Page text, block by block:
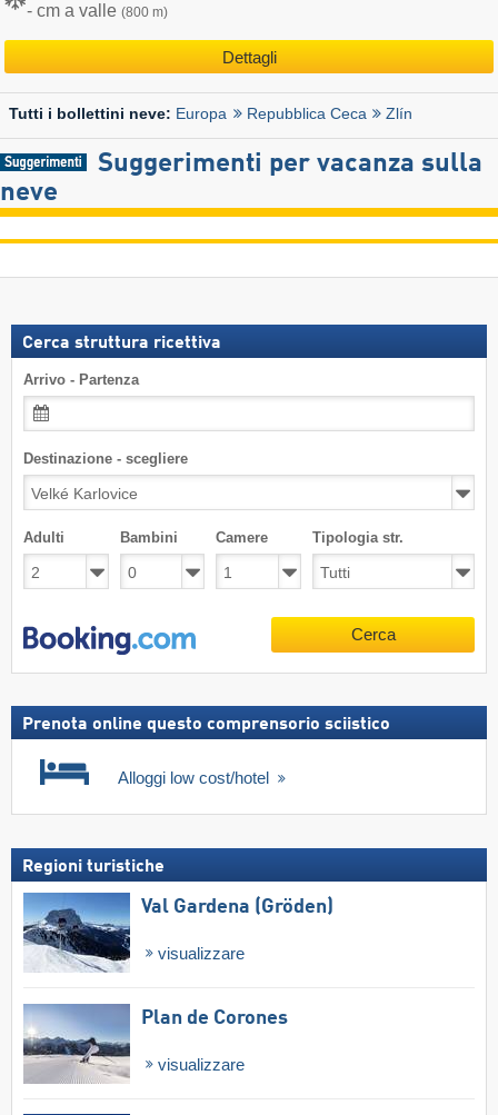
- cm a valle (800 m)
Dettagli
Tutti i bollettini neve: Europa Repubblica Ceca Zlín
Suggerimenti per vacanza sulla
neve
Cerca struttura ricettiva
Arrivo - Partenza
Destinazione - scegliere
Adulti Bambini Camere Tipologia str.
Cerca
Prenota online questo comprensorio sciistico
Alloggi low cost/hotel
Regioni turistiche
Val Gardena (Gröden)
visualizzare
Plan de Corones
visualizzare